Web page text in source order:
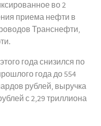
во 2
приема нефти в
Транснефти,
года снизился по
года до 554
рублей, выручка
с 2,29 триллиона